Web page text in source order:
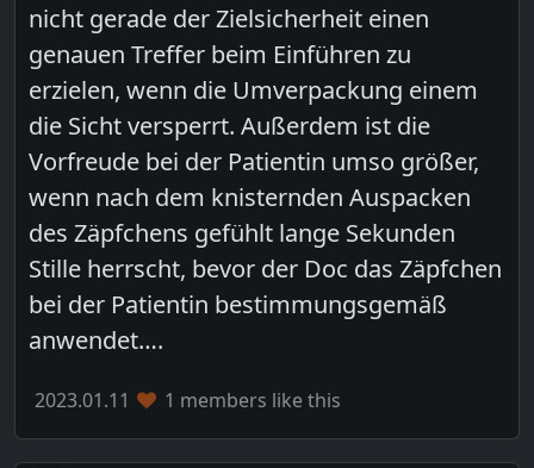
nicht gerade der Zielsicherheit einen
genauen Treffer beim Einführen zu
erzielen, wenn die Umverpackung einem
die Sicht versperrt. Außerdem ist die
Vorfreude bei der Patientin umso größer,
wenn nach dem knisternden Auspacken
des Zäpfchens gefühlt lange Sekunden
Stille herrscht, bevor der Doc das Zäpfchen
bei der Patientin bestimmungsgemäß
anwendet….
2023.01.11 1 members like this